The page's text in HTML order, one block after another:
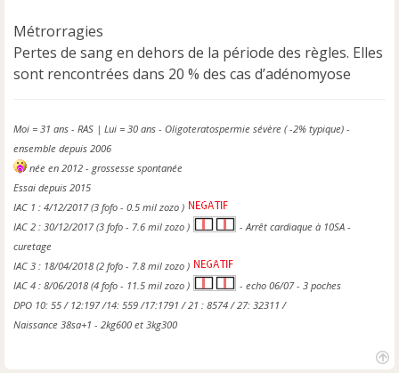
Métrorragies
Pertes de sang en dehors de la période des règles. Elles
sont rencontrées dans 20 % des cas d’adénomyose
Moi = 31 ans - RAS | Lui = 30 ans - Oligoteratospermie sévère ( -2% typique) -
ensemble depuis 2006
née en 2012 - grossesse spontanée
Essai depuis 2015
IAC 1 : 4/12/2017 (3 fofo - 0.5 mil zozo )
IAC 2 : 30/12/2017 (3 fofo - 7.6 mil zozo )
- Arrêt cardiaque à 10SA -
curetage
IAC 3 : 18/04/2018 (2 fofo - 7.8 mil zozo )
IAC 4 : 8/06/2018 (4 fofo - 11.5 mil zozo )
- echo 06/07 - 3 poches
DPO 10: 55 / 12:197 /14: 559 /17:1791 / 21 : 8574 / 27: 32311 /
Naissance 38sa+1 - 2kg600 et 3kg300